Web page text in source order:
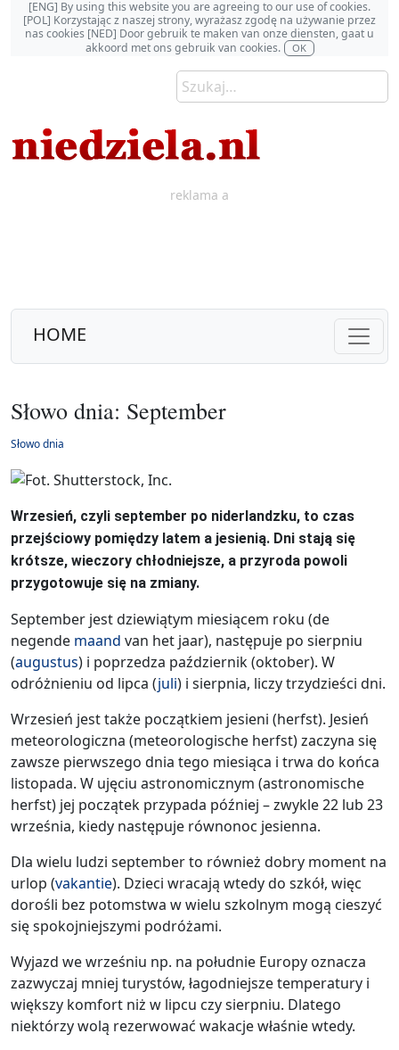
[ENG] By using this website you are agreeing to our use of cookies.
[POL] Korzystając z naszej strony, wyrażasz zgodę na używanie przez
nas cookies [NED] Door gebruik te maken van onze diensten, gaat u
akkoord met ons gebruik van cookies.
OK
reklama a
HOME
Słowo dnia: September
Słowo dnia
Wrzesień, czyli september po niderlandzku, to czas
przejściowy pomiędzy latem a jesienią. Dni stają się
krótsze, wieczory chłodniejsze, a przyroda powoli
przygotowuje się na zmiany.
September jest dziewiątym miesiącem roku (de
negende maand van het jaar), następuje po sierpniu
(augustus) i poprzedza październik (oktober). W
odróżnieniu od lipca (juli) i sierpnia, liczy trzydzieści dni.
Wrzesień jest także początkiem jesieni (herfst). Jesień
meteorologiczna (meteorologische herfst) zaczyna się
zawsze pierwszego dnia tego miesiąca i trwa do końca
listopada. W ujęciu astronomicznym (astronomische
herfst) jej początek przypada później – zwykle 22 lub 23
września, kiedy następuje równonoc jesienna.
Dla wielu ludzi september to również dobry moment na
urlop (vakantie). Dzieci wracają wtedy do szkół, więc
dorośli bez potomstwa w wielu szkolnym mogą cieszyć
się spokojniejszymi podróżami.
Wyjazd we wrześniu np. na południe Europy oznacza
zazwyczaj mniej turystów, łagodniejsze temperatury i
większy komfort niż w lipcu czy sierpniu. Dlatego
niektórzy wolą rezerwować wakacje właśnie wtedy.